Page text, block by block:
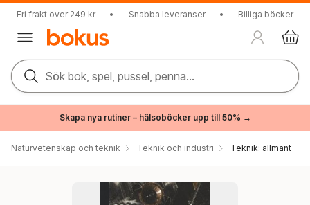
Fri frakt över 249 kr • Snabba leveranser • Billiga böcker
Sök bok, spel, pussel, penna...
Skapa nya rutiner – hälsoböcker upp till 50% →
Naturvetenskap och teknik Teknik och industri Teknik: allmänt